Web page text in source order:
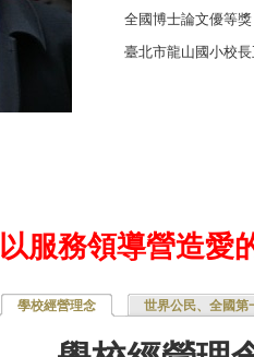
全國博士論文優等獎
臺北市龍山國小校
以服務領導營造愛
學校經營理念 (作用中頁籤)世界公民、全國第